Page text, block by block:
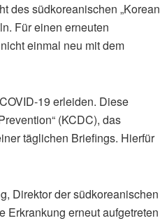
des südkoreanischen „Korean
Für einen erneuten
einmal neu mit dem
19 erleiden. Diese
(KCDC), das
täglichen Briefings. Hierfür
Direktor der südkoreanischen
Erkrankung erneut aufgetreten